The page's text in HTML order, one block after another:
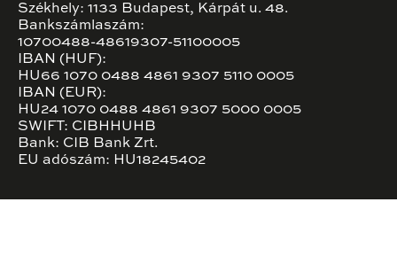
Székhely: 1133 Budapest, Kárpát u. 48.
Bankszámlaszám:
10700488-48619307-51100005
IBAN (HUF):
HU66 1070 0488 4861 9307 5110 0005
IBAN (EUR):
HU24 1070 0488 4861 9307 5000 0005
SWIFT: CIBHHUHB
Bank: CIB Bank Zrt.
EU adószám: HU18245402